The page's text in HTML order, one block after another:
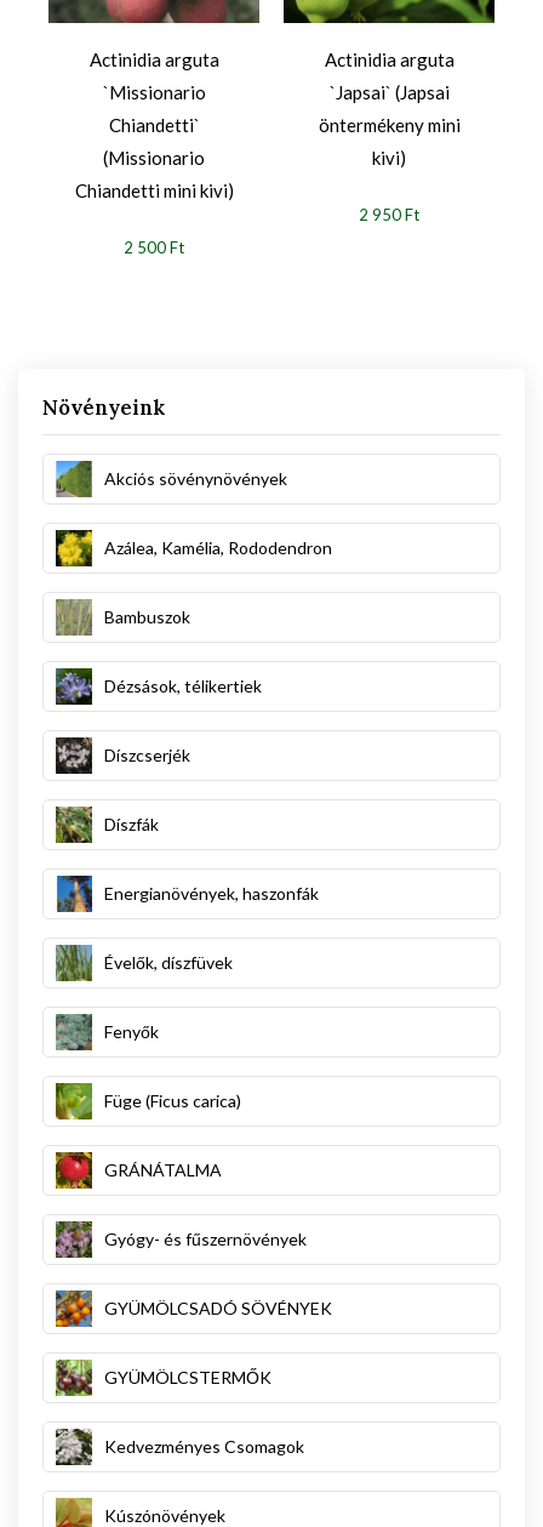
Növényeink
Akciós sövénynövények
Azálea, Kamélia, Rododendron
Bambuszok
Dézsások, télikertiek
Díszcserjék
Díszfák
Energianövények, haszonfák
Évelők, díszfüvek
Fenyők
Füge (Ficus carica)
GRÁNÁTALMA
Gyógy- és fűszernövények
GYÜMÖLCSADÓ SÖVÉNYEK
GYÜMÖLCSTERMŐK
Kedvezményes Csomagok
Kúszónövények
Actinidia arguta
`Missionario
Chiandetti`
(Missionario
Chiandetti mini kivi)
2 500 Ft
Actinidia arguta
`Japsai` (Japsai
öntermékeny mini
kivi)
2 950 Ft